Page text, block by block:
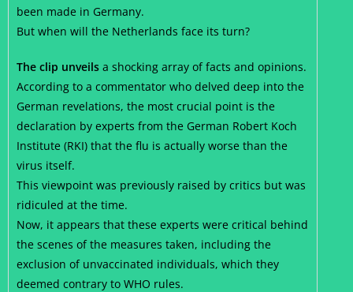
been made in Germany.
But when will the Netherlands face its turn?
The clip unveils a shocking array of facts and opinions.
According to a commentator who delved deep into the
German revelations, the most crucial point is the
declaration by experts from the German Robert Koch
Institute (RKI) that the flu is actually worse than the
virus itself.
This viewpoint was previously raised by critics but was
ridiculed at the time.
Now, it appears that these experts were critical behind
the scenes of the measures taken, including the
exclusion of unvaccinated individuals, which they
deemed contrary to WHO rules.